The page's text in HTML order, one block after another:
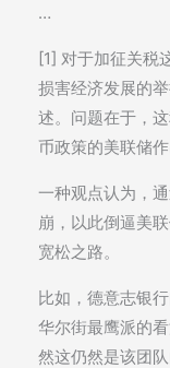
…
[1] 对于加征关税
损害经济发展的
述。问题在于，
币政策的美联储
一种观点认为，
崩，以此倒逼美
宽松之路。
比如，德意志银
华尔街最鹰派的
然这仍然是该团